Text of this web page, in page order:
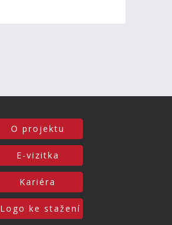
O projektu
E-vizitka
Kariéra
Logo ke stažení